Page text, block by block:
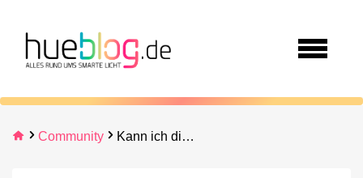
Community Kann ich die neue Hue-Bridge mit bisherigen Leuchtmitteln mit E14-Fassung ansteuern?